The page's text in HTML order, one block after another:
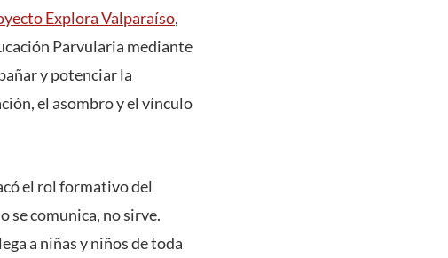
Explora Valparaíso,
Parvularia mediante
y potenciar la
el asombro y el vínculo
el rol formativo del
se comunica, no sirve.
a niñas y niños de toda